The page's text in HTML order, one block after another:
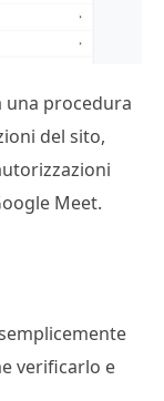
una procedura
del sito,
Meet.
verificarlo e